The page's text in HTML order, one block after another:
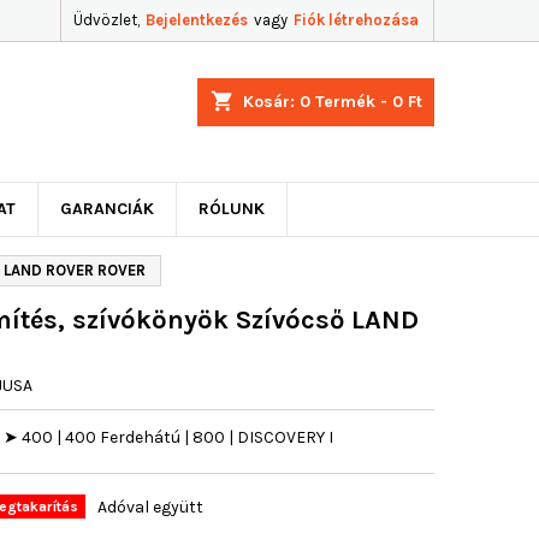
Üdvözlet, Bejelentkezés vagy Fiók létrehozása
shopping_cart Kosár: 0 Termék - 0 Ft
GARANCIÁK RÓLUNK
ROVER ROVER
szívókönyök Szívócső LAND
➤ 400 | 400 Ferdehátú | 800 | DISCOVERY I
Adóval együtt